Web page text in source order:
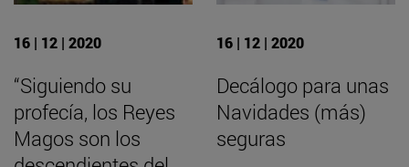
16 | 12 | 2020
“Siguiendo su
profecía, los Reyes
Magos son los
16 | 12 | 2020
Decálogo para unas
Navidades (más)
seguras